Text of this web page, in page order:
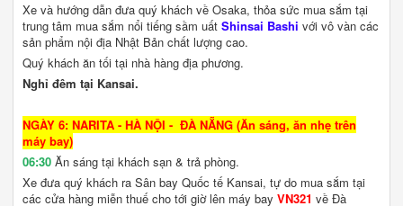
Xe và hướng dẫn đưa quý khách về Osaka, thỏa sức mua sắm tại
trung tâm mua sắm nổi tiếng sầm uấtShinsai Bashi với vô vàn các
sản phẩm nội địa Nhật Bản chất lượng cao.
Quý khách ăn tối tại nhà hàng địa phương.
Nghỉ đêm tại Kansai.
NGÀY 6: NARITA - HÀ NỘI - ĐÀ NẴNG (Ăn sáng, ăn nhẹ trên
máy bay)
06:30 Ăn sáng tại khách sạn & trả phòng.
Xe đưa quý khách ra Sân bay Quốc tế Kansai, tự do mua sắm tại
các cửa hàng miễn thuế cho tới giờ lên máy bay VN321về Đà